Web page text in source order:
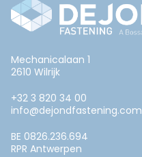
Mechanicalaan 1
2610 Wilrijk
+32 3 820 34 00
info@dejondfastening.com
BE 0826.236.694
RPR Antwerpen